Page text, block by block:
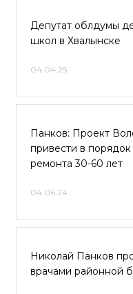
Депутат облдумы
школ в Хвалынске
04.04.25
Панков: Проект
привести в
ремонта 30-60 лет
04.06.24
Николай Панков
врачами районной